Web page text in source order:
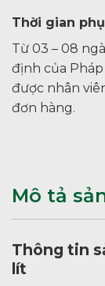
Thời gian
Từ 03 – 08
định của
được nhân
đơn hàng.
Mô tả
Thông tin
lít